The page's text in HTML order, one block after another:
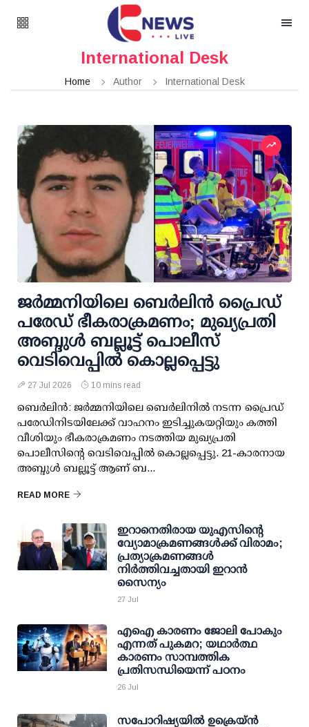
International Desk
Home Author International Desk
ജർമ്മനിയിലെ ബെർലിൻ പ്രൈഡ്
പരേഡ് ഭീകരാക്രമണം; മുഖ്യപ്രതി
അബ്ദുൾ ബല്ലൂട്ട് പൊലീസ്
വെടിവെപ്പിൽ കൊല്ലപ്പെട്ടു
27 Jul 2026 10 mins read
ബെർലിൻ: ജർമ്മനിയിലെ ബെർലിനിൽ നടന്ന പ്രൈഡ്
പരേഡിനിടയിലേക്ക് വാഹനം ഇടിച്ചുകയറ്റിയും കത്തി
വീശിയും ഭീകരാക്രമണം നടത്തിയ മുഖ്യപ്രതി
പൊലീസിന്റെ വെടിവെപ്പിൽ കൊല്ലപ്പെട്ടു. 21-കാരനായ
അബ്ദുൾ ബല്ലൂട്ട് ആണ് ബ...
READ MORE
ഇറാനെതിരായ യുഎസിന്റെ
വ്യോമാക്രമണങ്ങൾക്ക് വിരാമം;
പ്രത്യാക്രമണങ്ങൾ
നിർത്തിവച്ചതായി ഇറാൻ
സൈന്യം
27 Jul
എഐ കാരണം ജോലി പോകും
എന്നത് പുകമറ; യഥാര്‍ത്ഥ
കാരണം സാമ്പത്തിക
പ്രതിസന്ധിയെന്ന് പഠനം
26 Jul
സപോറിഷ്യയിൽ ഉക്രെയ്ൻ